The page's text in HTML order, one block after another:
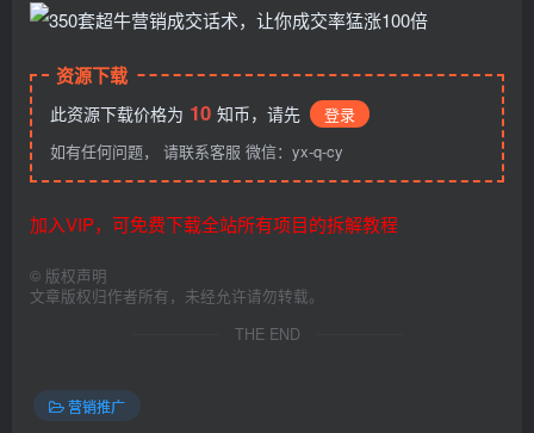
资源下载
此资源下载价格为 10 知币，请先
登录
如有任何问题， 请联系客服 微信：yx-q-cy
加入VIP，可免费下载全站所有项目的拆解教程
© 版权声明
文章版权归作者所有，未经允许请勿转载。
THE END
营销推广